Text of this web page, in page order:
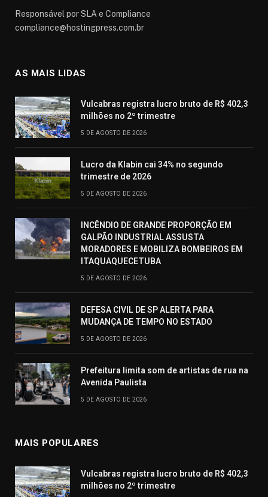
Responsável por SLA e Compliance
compliance@hostingpress.com.br
AS MAIS LIDAS
Vulcabras registra lucro bruto de R$ 402,3
milhões no 2º trimestre
5 DE AGOSTO DE 2026
Lucro da Klabin cai 34% no segundo
trimestre de 2026
5 DE AGOSTO DE 2026
INCÊNDIO DE GRANDE PROPORÇÃO EM
GALPÃO INDUSTRIAL ASSUSTA
MORADORES E MOBILIZA BOMBEIROS EM
ITAQUAQUECETUBA
5 DE AGOSTO DE 2026
DEFESA CIVIL DE SP ALERTA PARA
MUDANÇA DE TEMPO NO ESTADO
5 DE AGOSTO DE 2026
Prefeitura limita som de artistas de rua na
Avenida Paulista
5 DE AGOSTO DE 2026
MAIS POPULARES
Vulcabras registra lucro bruto de R$ 402,3
milhões no 2º trimestre